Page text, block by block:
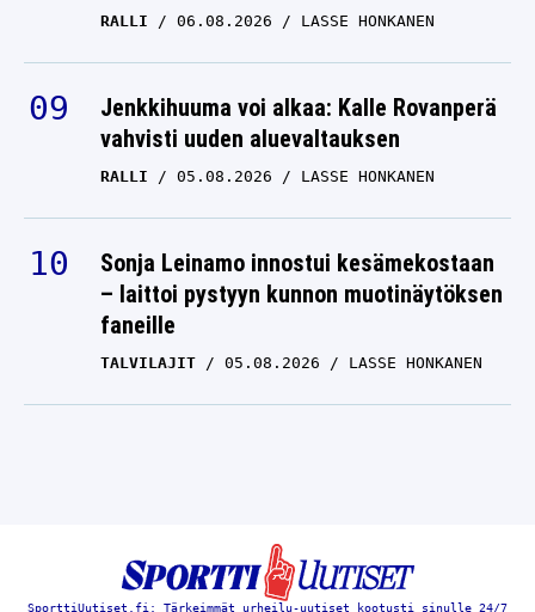
RALLI 06.08.2026 LASSE HONKANEN
Jenkkihuuma voi alkaa: Kalle Rovanperä
vahvisti uuden aluevaltauksen
RALLI 05.08.2026 LASSE HONKANEN
Sonja Leinamo innostui kesämekostaan
– laittoi pystyyn kunnon muotinäytöksen
faneille
TALVILAJIT 05.08.2026 LASSE HONKANEN
SporttiUutiset.fi: Tärkeimmät urheilu-uutiset kootusti sinulle 24/7